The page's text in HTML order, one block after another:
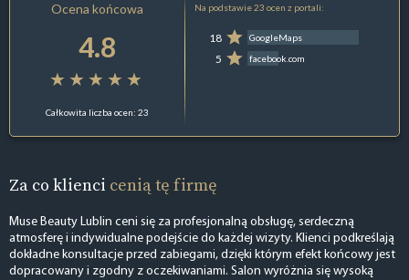
Ocena końcowa
4.8
Całkowita liczba ocen: 23
Na podstawie 23 ocen z portali:
18 GoogleMaps
5 facebook.com
Za co klienci cenią tę firmę
Muse Beauty Lublin ceni się za profesjonalną obsługę, serdeczną
atmosferę i indywidualne podejście do każdej wizyty. Klienci podkreślają
dokładne konsultacje przed zabiegami, dzięki którym efekt końcowy jest
dopracowany i zgodny z oczekiwaniami. Salon wyróżnia się wysoką